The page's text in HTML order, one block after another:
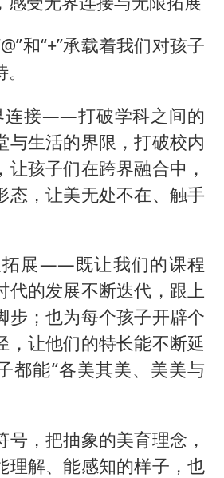
和“+”承载着我们对孩子
连接——打破学科之间的
与生活的界限，打破校内
让孩子们在跨界融合中，
态，让美无处不在、触手
拓展——既让我们的课程
代的发展不断迭代，跟上
步；也为每个孩子开辟个
，让他们的特长能不断延
都能“各美其美、美美与
号，把抽象的美育理念，
理解、能感知的样子，也